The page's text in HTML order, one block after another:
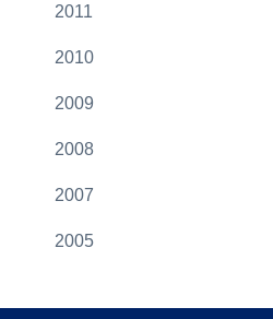
2011
2010
2009
2008
2007
2005